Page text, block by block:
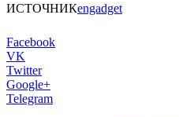
ИСТОЧНИКengadget
Facebook
VK
Twitter
Google+
Telegram